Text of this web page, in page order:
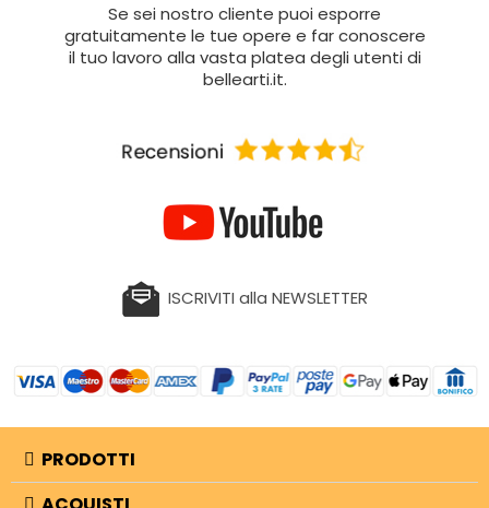
Se sei nostro cliente puoi esporre
gratuitamente le tue opere e far conoscere
il tuo lavoro alla vasta platea degli utenti di
bellearti.it.
ISCRIVITI alla NEWSLETTER
PRODOTTI